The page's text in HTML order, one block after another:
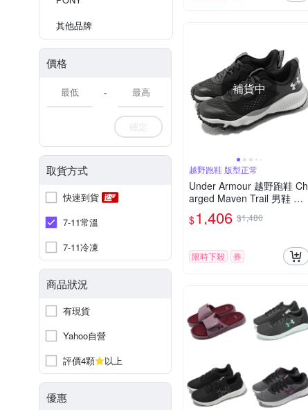
其他品牌
價格
-
確定
取貨方式
快速到貨
7-11常溫
7-11冷凍
商品狀況
有現貨
Yahoo自營
評價4顆
以上
優惠
補貨中
越野跑鞋 版型正常
Under Armour 越野跑鞋 Ch
arged Maven Trail 男鞋 黑
灰 緩震 運動鞋 UA 302614
3101
$1,406 $1,480
限時下殺 券